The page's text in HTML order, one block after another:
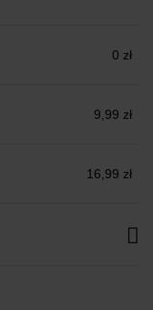
0 zł
9,99 zł
16,99 zł